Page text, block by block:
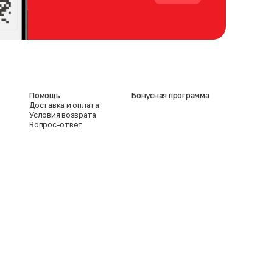
Помощь
Доставка и оплата
Условия возврата
Вопрос-ответ
Бонусная программа